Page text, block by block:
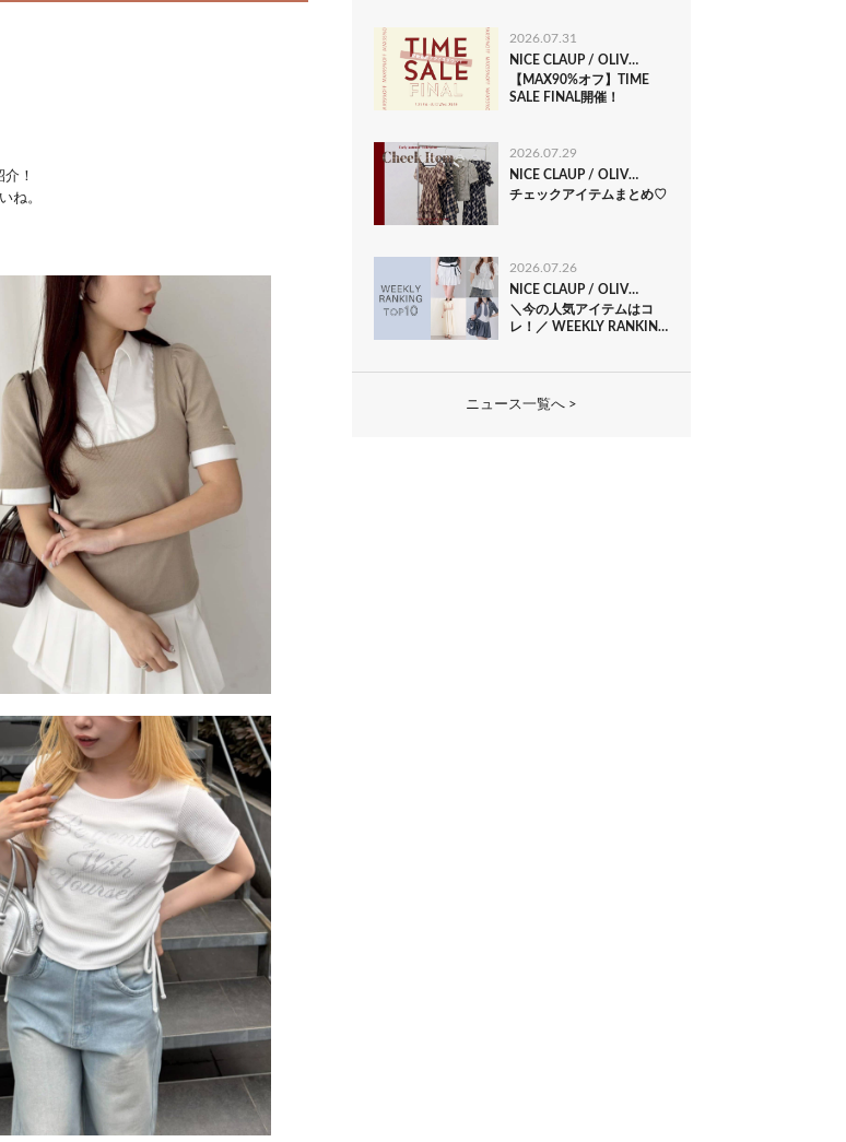
！
ね。
2026.07.31
NICE CLAUP / OLIVE des OLIVE OUTLET
【MAX90%オフ】TIME
SALE FINAL開催！
2026.07.29
NICE CLAUP / OLIVE des OLIVE OUTLET
チェックアイテムまとめ♡
2026.07.26
NICE CLAUP / OLIVE des OLIVE OUTLET
＼今の人気アイテムはコ
レ！／ WEEKLY RANKING
ニュース一覧へ >